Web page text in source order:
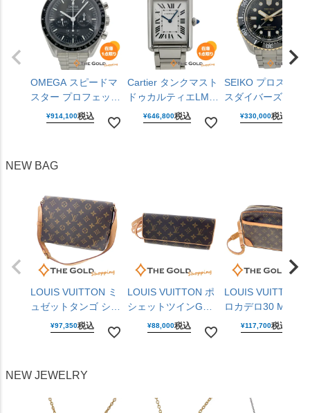
OMEGA スピードマ
スター プロフェッシ
ョナル
310.30.42.50.01.001
時計 メンズ ウォッ
¥914,100税込
Cartier タンクマスト
ドゥカルティエLM
WSTA0106 ラージモ
デル 25mm クォーツ
¥646,800税込
SEIKO プロスペッ
スダイバーズキュ
バーGMT SBEJ030
6R54-00R0 黒文字
¥330,000税込
NEW BAG
LOUIS VUITTON ミ
ュゼットタンゴ ショ
ート M51257 モノグ
ラム キャンバス ブ
ルイヴィトン 【中
¥97,350税込
LOUIS VUITTON ポ
シェットツインGM
M51852 モノグラム
キャンバス ブラウン
¥88,000税込
LOUIS VUITTON
ロカデロ30
モノグラム キャン
ス ブラウン ショル
¥117,700税込
NEW JEWELRY